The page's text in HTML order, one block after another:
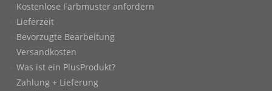
Kostenlose Farbmuster anfordern
Lieferzeit
Bevorzugte Bearbeitung
Versandkosten
Was ist ein PlusProdukt?
Zahlung + Lieferung